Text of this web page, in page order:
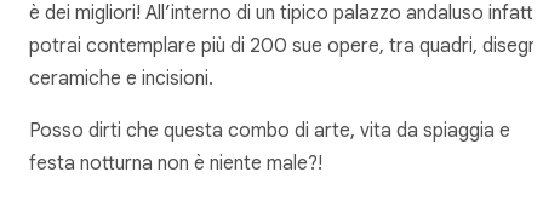
è dei migliori! All’interno di un tipico palazzo andaluso infatti
potrai contemplare più di 200 sue opere, tra quadri,
ceramiche e incisioni.
Posso dirti che questa combo di arte, vita da spiaggia e
festa notturna non è niente male?!